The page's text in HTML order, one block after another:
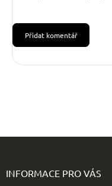
Přidat komentář
INFORMACE PRO VÁS